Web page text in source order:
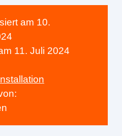
am 10.
11. Juli 2024